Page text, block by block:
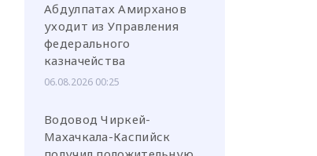
Абдулпатах Амирханов
уходит из Управления
федерального
казначейства
06.08.2026 00:25
Водовод Чиркей-
Махачкала-Каспийск